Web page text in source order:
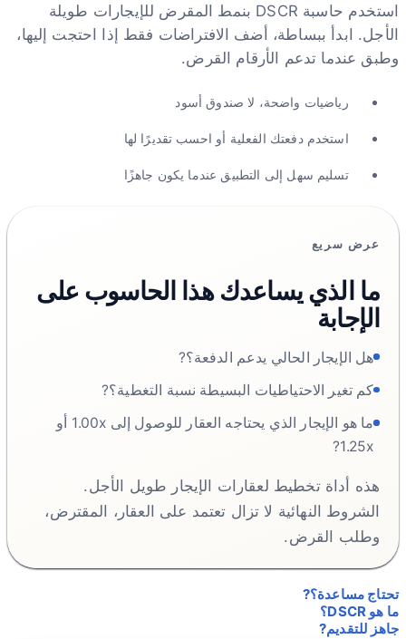
استخدم حاسبة DSCR بنمط المقرض للإيجارات طويلة
الأجل. ابدأ ببساطة، أضف الافتراضات فقط إذا احتجت إليها،
وطبق عندما تدعم الأرقام القرض.
رياضيات واضحة، لا صندوق أسود
استخدم دفعتك الفعلية أو احسب تقديرًا لها
تسليم سهل إلى التطبيق عندما يكون جاهزًا
عرض سريع
ما الذي يساعدك هذا الحاسوب على
الإجابة
هل الإيجار الحالي يدعم الدفعة؟?
كم تغير الاحتياطيات البسيطة نسبة التغطية؟?
ما هو الإيجار الذي يحتاجه العقار للوصول إلى 1.00x أو
1.25x?
هذه أداة تخطيط لعقارات الإيجار طويل الأجل.
الشروط النهائية لا تزال تعتمد على العقار، المقترض،
وطلب القرض.
تحتاج مساعدة؟?
ما هو DSCR؟
جاهز للتقديم?